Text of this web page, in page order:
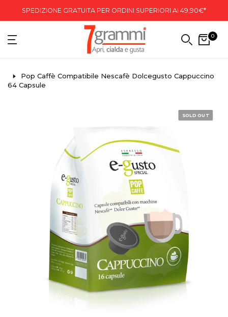
SPEDIZIONE GRATUITA PER ORDINI SUPERIORI AI 49,90€*
0
Pop Caffè Compatibile Nescafè Dolcegusto Cappuccino
64 Capsule
SOLD OUT